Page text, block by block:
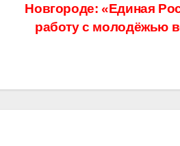
Новгороде: «Единая
работу с молодёжью